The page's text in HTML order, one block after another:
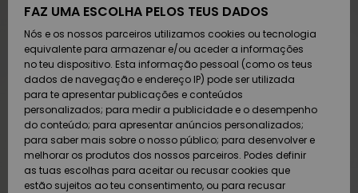
Calçado e
chinelos
Surfe/água
Snow
Calçado e
chinelos
Surfe/água
Neve
MULHER
chegados
Highlights
Snow
SURF
Crianças
Highlights
Community
SNOW
Artigos
Criança
Snow Shop
Feminino
Highlights
DUPLA
PROMO
Criança
Outlet
Mulher
Devoluções
Pagamento
Cartão
presente
Quiksilver
Freedom
FAZ UMA ESCOLHA PELOS TEUS DADOS
Nós e os nossos parceiros utilizamos cookies ou tecnologia
equivalente para armazenar e/ou aceder a informações
no teu dispositivo. Esta informação pessoal (como os teus
dados de navegação e endereço IP) pode ser utilizada
para te apresentar publicações e conteúdos
personalizados; para medir a publicidade e o desempenho
do conteúdo; para apresentar anúncios personalizados;
para saber mais sobre o nosso público; para desenvolver e
melhorar os produtos dos nossos parceiros. Podes definir
as tuas escolhas para aceitar ou recusar cookies que
estão sujeitos ao teu consentimento, ou para recusar